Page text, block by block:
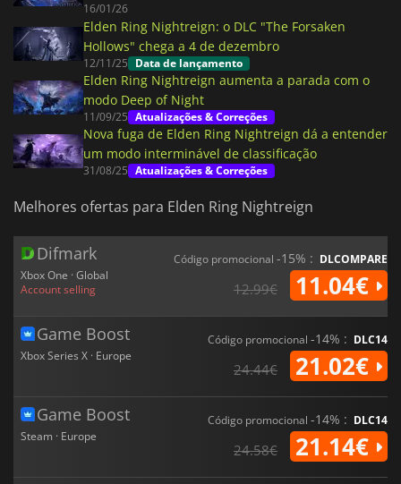
16/01/26
Elden Ring Nightreign: o DLC "The Forsaken
Hollows" chega a 4 de dezembro
12/11/25 Data de lançamento
Elden Ring Nightreign aumenta a parada com o
modo Deep of Night
11/09/25 Atualizações & Correções
Nova fuga de Elden Ring Nightreign dá a entender
um modo interminável de classificação
31/08/25 Atualizações & Correções
Melhores ofertas para Elden Ring Nightreign
Difmark
Xbox One · Global
Account selling
Código promocional -15% : DLCOMPARE
12.99€ 11.04€
Game Boost
Xbox Series X · Europe
Código promocional -14% : DLC14
24.44€ 21.02€
Game Boost
Steam · Europe
Código promocional -14% : DLC14
24.58€ 21.14€